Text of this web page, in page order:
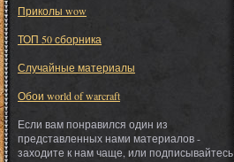
Приколы wow
ТОП 50 сборника
Случайные материалы
Обои world of warcraft
Если вам понравился один из
представленных нами материалов -
заходите к нам чаще, или подписывайтесь